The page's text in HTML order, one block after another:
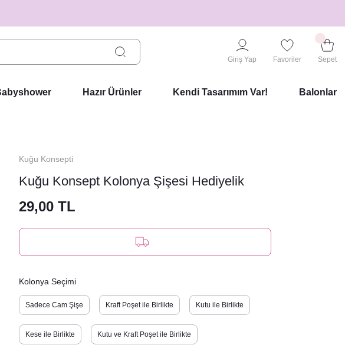
Giriş Yap Favoriler Sepet
Hazır Ürünler Kendi Tasarımım Var! Balonlar
Kuğu Konsepti
Kuğu Konsept Kolonya Şişesi Hediyelik
29,00 TL
Kolonya Seçimi
Sadece Cam Şişe Kraft Poşet ile Birlikte Kutu ile Birlikte
Kese ile Birlikte Kutu ve Kraft Poşet ile Birlikte